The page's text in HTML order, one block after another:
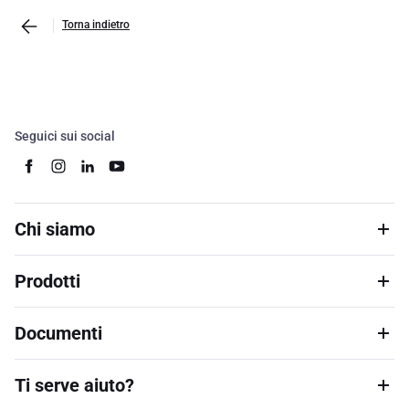
Torna indietro
Seguici sui social
Chi siamo
Prodotti
Documenti
Ti serve aiuto?